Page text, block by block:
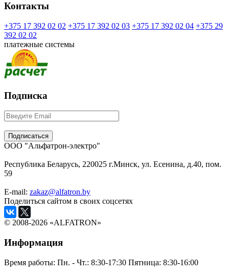
Контакты
+375 17 392 02 02 +375 17 392 02 03 +375 17 392 02 04 +375 29
392 02 02
платежные системы
Подписка
ООО "Альфатрон-электро"
Республика Беларусь, 220025 г.Минск, ул. Есенина, д.40, пом.
59
E-mail: zakaz@alfatron.by
Поделиться сайтом в своих соцсетях
© 2008-2026 «ALFATRON»
Информация
Время работы: Пн. - Чт.: 8:30-17:30 Пятница: 8:30-16:00